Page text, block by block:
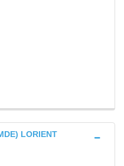
LORIENT